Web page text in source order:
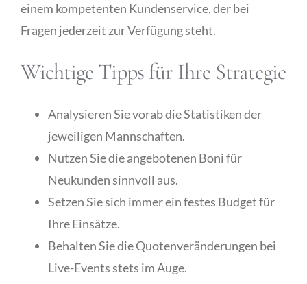
einem kompetenten Kundenservice, der bei
Fragen jederzeit zur Verfügung steht.
Wichtige Tipps für Ihre Strategie
Analysieren Sie vorab die Statistiken der
jeweiligen Mannschaften.
Nutzen Sie die angebotenen Boni für
Neukunden sinnvoll aus.
Setzen Sie sich immer ein festes Budget für
Ihre Einsätze.
Behalten Sie die Quotenveränderungen bei
Live-Events stets im Auge.